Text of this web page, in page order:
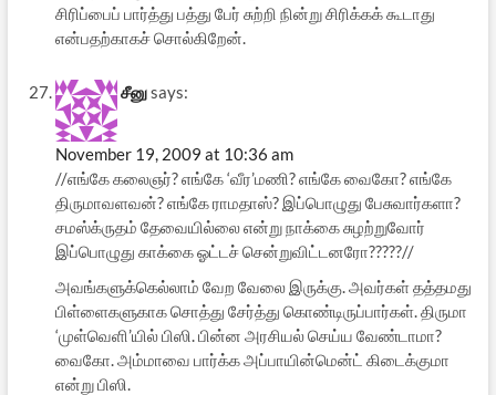
சிரிப்பைப் பார்த்து பத்து பேர் சுற்றி நின்று சிரிக்கக் கூடாது
என்பதற்காகச் சொல்கிறேன்.
சீனுsays:
November 19, 2009 at 10:36 am
//எங்கே கலைஞர்? எங்கே ‘வீர’மணி? எங்கே வைகோ? எங்கே
திருமாவளவன்? எங்கே ராமதாஸ்? இப்பொழுது பேசுவார்களா?
சமஸ்க்ருதம் தேவையில்லை என்று நாக்கை சுழற்றுவோர்
இப்பொழுது காக்கை ஓட்டச் சென்றுவிட்டனரோ?????//
அவங்களுக்கெல்லாம் வேற வேலை இருக்கு. அவர்கள் தத்தமது
பிள்ளைகளுகாக சொத்து சேர்த்து கொண்டிருப்பார்கள். திருமா
‘முள்வெளி’யில் பிஸி. பின்ன அரசியல் செய்ய வேண்டாமா?
வைகோ. அம்மாவை பார்க்க அப்பாயின்மென்ட் கிடைக்குமா
என்று பிஸி.